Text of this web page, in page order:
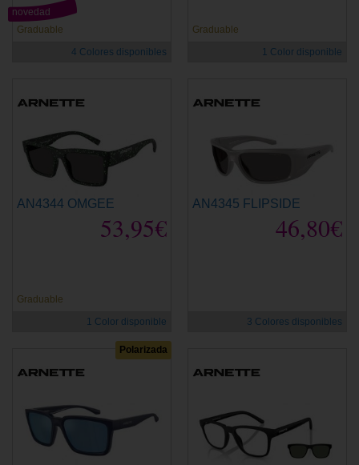
Graduable
novedad
4 Colores disponibles
Graduable
1 Color disponible
AN4344 OMGEE
53,95€
Graduable
1 Color disponible
AN4345 FLIPSIDE
46,80€
3 Colores disponibles
Polarizada